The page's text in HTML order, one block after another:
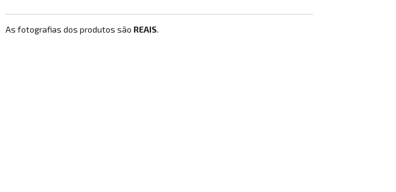
As fotografias dos produtos são REAIS.